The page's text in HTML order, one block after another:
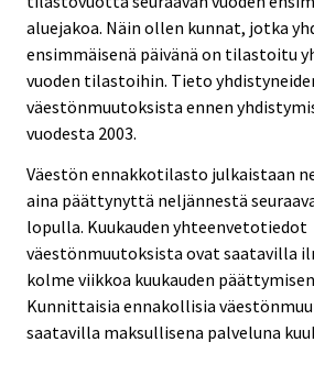
aluejakoa. Näin ollen kunnat, jotka
ensimmäisenä päivänä on tilastoitu
vuoden tilastoihin. Tieto
väestönmuutoksista ennen
vuodesta 2003.
Väestön ennakkotilasto julkaistaan
aina päättynyttä neljännestä
lopulla. Kuukauden yhteenvetotiedot
väestönmuutoksista ovat saatavilla
kolme viikkoa kuukauden
Kunnittaisia ennakollisia
saatavilla maksullisena palveluna